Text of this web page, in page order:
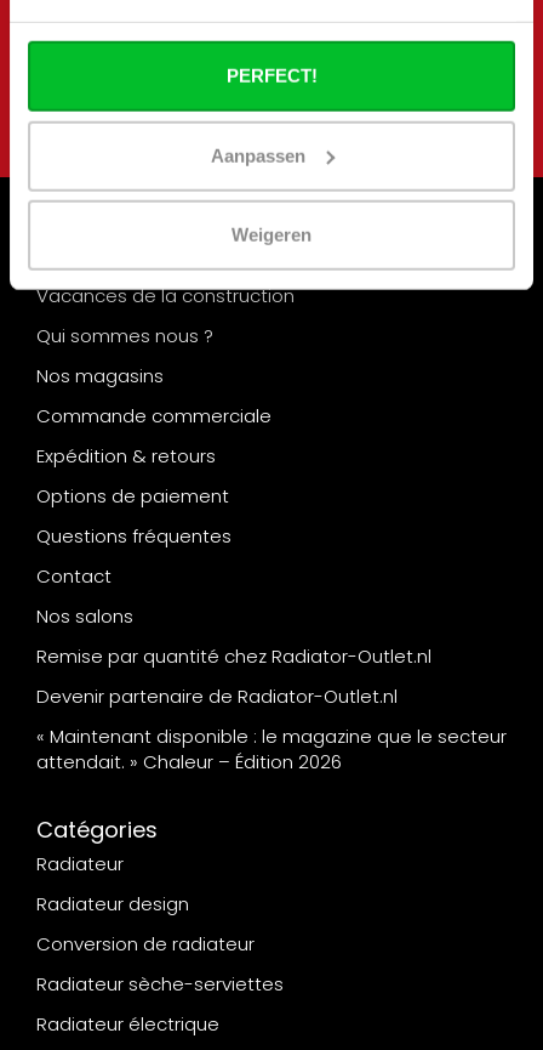
PERFECT!
Aanpassen
Weigeren
aanbiedingen
Informations
Vacances de la construction
Qui sommes nous ?
Nos magasins
Commande commerciale
Expédition & retours
Options de paiement
Questions fréquentes
Contact
Nos salons
Remise par quantité chez Radiator-Outlet.nl
Devenir partenaire de Radiator-Outlet.nl
« Maintenant disponible : le magazine que le secteur
attendait. » Chaleur – Édition 2026
Catégories
Radiateur
Radiateur design
Conversion de radiateur
Radiateur sèche-serviettes
Radiateur électrique